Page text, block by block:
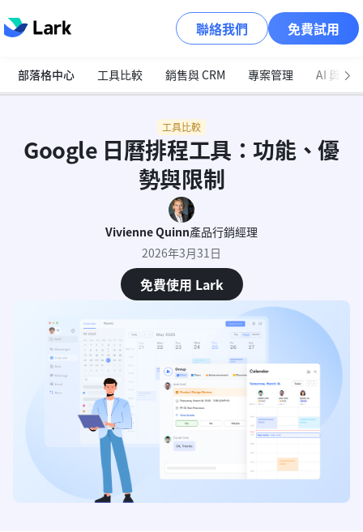
聯絡我們 免費試用
部落格中心 工具比較 銷售與 CRM 專案管理 AI 與自
工具比較
Google 日曆排程工具：功能、優
勢與限制
Vivienne Quinn產品行銷經理
2026年3月31日
免費使用 Lark
重點摘要：Google 日曆排程工具概覽
什麼是 Google 預約排程？
Google 日曆排程工具的主要功能
定價詳情：Google 日曆排程工具是免費的還是需要